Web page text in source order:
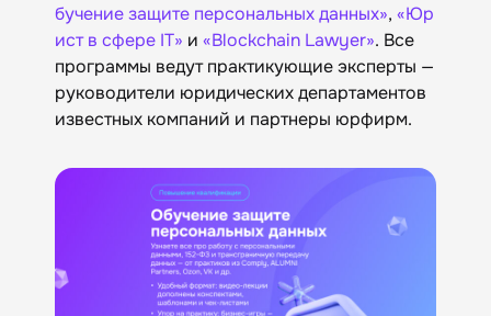
бучение защите персональных данных», «Юр
ист в сфере IT» и «‎Blockchain Lawyer»‎. Все
программы ведут практикующие эксперты —
руководители юридических департаментов
известных компаний и партнеры юрфирм.